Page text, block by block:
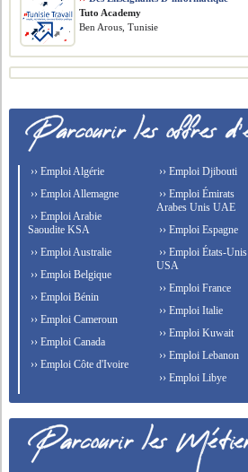
Tuto Academy
Ben Arous, Tunisie
›› Emploi Algérie
›› Emploi Allemagne
›› Emploi Arabie
Saoudite KSA
›› Emploi Australie
›› Emploi Belgique
›› Emploi Bénin
›› Emploi Cameroun
›› Emploi Canada
›› Emploi Côte d'Ivoire
›› Emploi Djibouti
›› Emploi Émirats
Arabes Unis UAE
›› Emploi Espagne
›› Emploi États-Unis
USA
›› Emploi France
›› Emploi Italie
›› Emploi Kuwait
›› Emploi Lebanon
›› Emploi Libye